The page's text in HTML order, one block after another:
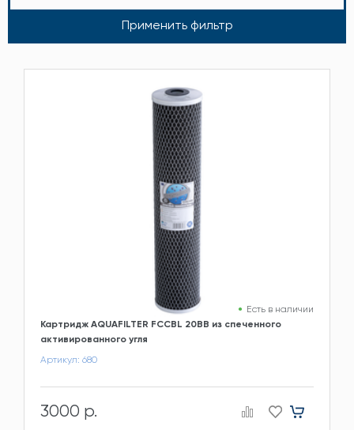
Применить фильтр
Есть в наличии
Картридж AQUAFILTER FCCBL 20BB из спеченного
активированного угля
Артикул: 680
3000 р.